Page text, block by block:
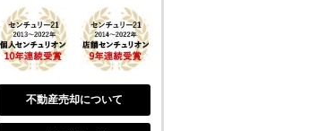
不動産売却について